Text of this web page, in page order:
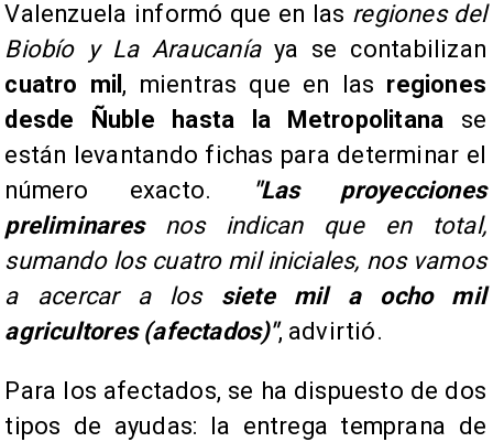
Valenzuela informó que en las regiones del
Biobío y La Araucaníaya se contabilizan
cuatro mil , mientras que en las regiones
desde Ñuble hasta la Metropolitana se
están levantando fichas para determinar el
número exacto.
"Las proyecciones
preliminaresnos indican que en total,
sumando los cuatro mil iniciales, nos vamos
a acercar a lossiete mil a ocho mil
agricultores (afectados)", advirtió.
Para los afectados, se ha dispuesto de dos
tipos de ayudas: la entrega temprana de